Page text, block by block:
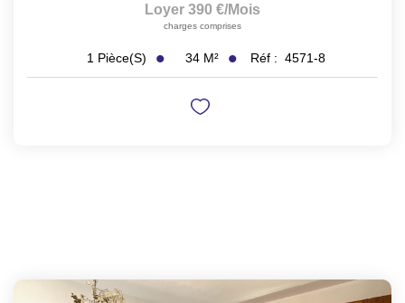
Loyer 390 €/mois
charges comprises
1 Pièce(s) 34 M² Réf : 4571-8